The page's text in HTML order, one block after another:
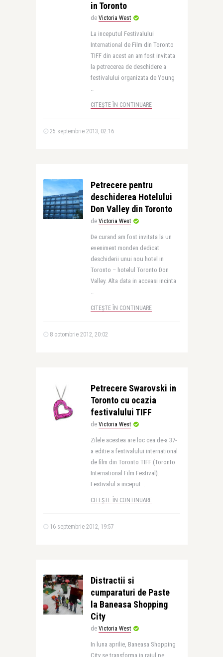
in Toronto
de Victoria West
La inceputul Festivalului
International de Film din Toronto
TIFF din acest an am fost invitata
la petrecerea de deschidere a
festivalului organizata de Young
..
CITEȘTE ÎN CONTINUARE
25 septembrie 2013, 02:16
Petrecere pentru
deschiderea Hotelului
Don Valley din Toronto
de Victoria West
De curand am fost invitata la un
eveniment monden dedicat
deschiderii unui nou hotel in
Toronto – hotelul Toronto Don
Valley. Alta data in acceasi incinta
..
CITEȘTE ÎN CONTINUARE
8 octombrie 2012, 20:02
Petrecere Swarovski in
Toronto cu ocazia
festivalului TIFF
de Victoria West
Zilele acestea are loc cea de-a 37-
a editie a festivalului international
de film din Toronto TIFF (Toronto
International Film Festival).
Festivalul a inceput ..
CITEȘTE ÎN CONTINUARE
16 septembrie 2012, 19:57
Distractii si
cumparaturi de Paste
la Baneasa Shopping
City
de Victoria West
In luna aprilie, Baneasa Shopping
City se transforma in raiul pe